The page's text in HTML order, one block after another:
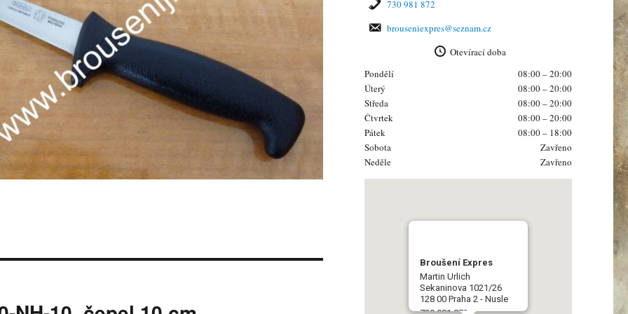
730 981 872
brouseniexpres@seznam.cz
Otevírací doba
Pondělí
08:00 – 20:00
Úterý
08:00 – 20:00
Středa
08:00 – 20:00
Čtvrtek
08:00 – 20:00
Pátek
08:00 – 18:00
Sobota
Zavřeno
Neděle
Zavřeno
Broušení Expres
Martin Urlich
Sekaninova 1021/26
128 00 Praha 2 - Nusle